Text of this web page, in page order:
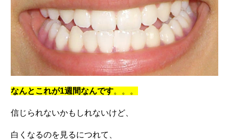
なんとこれが1週間なんです。。。
信じられないかもしれないけど、
白くなるのを見るにつれて、